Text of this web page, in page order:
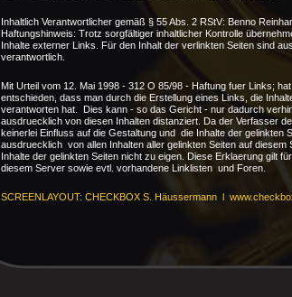
Inhaltlich Verantwortlicher gemäß § 55 Abs. 2 RStV: Benno
Haftungshinweis: Trotz sorgfältiger inhaltlicher Kontrolle
Inhalte externer Links. Für den Inhalt der verlinkten Seiten sind
verantwortlich.
Mit Urteil vom 12. Mai 1998 - 312 O 85/98 - Haftung fuer Links;
entschieden, dass man durch die Erstellung eines Links, die
verantworten hat. Dies kann - so das Gericht - nur dadurch
ausdruecklich von diesen Inhalten distanziert. Da der Verfasser
keinerlei Einfluss auf die Gestaltung und die Inhalte der gelinkten
ausdruecklich von allen Inhalten aller gelinkten Seiten auf diesem
Inhalte der gelinkten Seiten nicht zu eigen. Diese Erklaerung gilt
diesem Server sowie evtl. vorhandene Linklisten und Foren.
SCREENLAYOUT: CHECKBOX S. Häussermann l